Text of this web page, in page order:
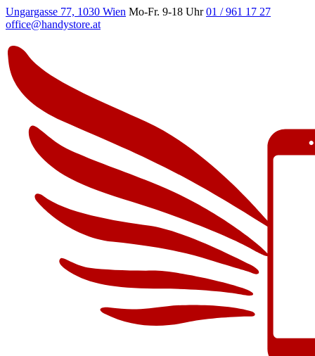
Ungargasse 77, 1030 Wien Mo-Fr. 9-18 Uhr 01 / 961 17 27
office@handystore.at